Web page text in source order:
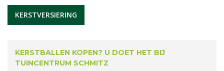
KERSTVERSIERING
KERSTBALLEN KOPEN? U DOET HET BIJ
TUINCENTRUM SCHMITZ